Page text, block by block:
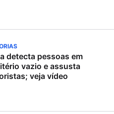
detecta pessoas em
vazio e assusta
veja vídeo